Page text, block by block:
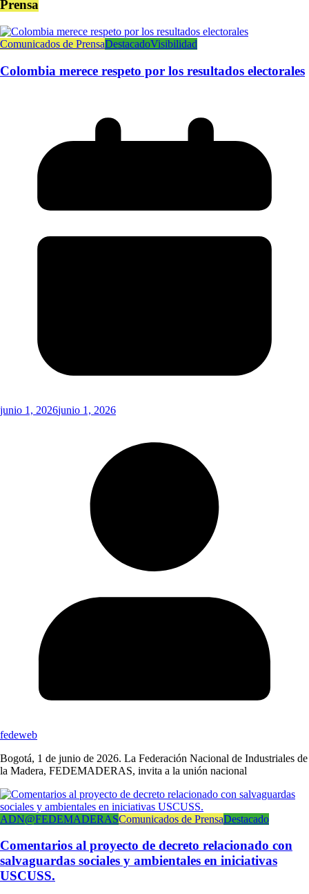
Prensa
Comunicados de PrensaDestacadoVisibilidad
Colombia merece respeto por los resultados electorales
junio 1, 2026junio 1, 2026
fedeweb
Bogotá, 1 de junio de 2026. La Federación Nacional de Industriales de
la Madera, FEDEMADERAS, invita a la unión nacional
ADN@FEDEMADERASComunicados de PrensaDestacado
Comentarios al proyecto de decreto relacionado con
salvaguardas sociales y ambientales en iniciativas
USCUSS.